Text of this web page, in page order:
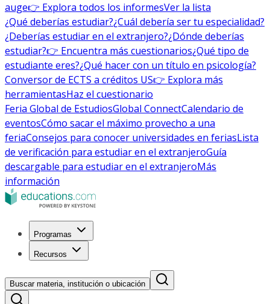
auge👉 Explora todos los informesVer la lista
¿Qué deberías estudiar?¿Cuál debería ser tu especialidad?
¿Deberías estudiar en el extranjero?¿Dónde deberías
estudiar?👉 Encuentra más cuestionarios¿Qué tipo de
estudiante eres?¿Qué hacer con un título en psicología?
Conversor de ECTS a créditos US👉 Explora más
herramientasHaz el cuestionario
Feria Global de EstudiosGlobal ConnectCalendario de
eventosCómo sacar el máximo provecho a una
feriaConsejos para conocer universidades en feriasLista
de verificación para estudiar en el extranjeroGuía
descargable para estudiar en el extranjeroMás
información
Programas
Recursos
Buscar materia, institución o ubicación